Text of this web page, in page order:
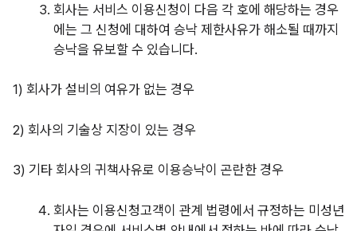
회사는 서비스 이용신청이 다음 각 호에 해당하는 경우
에는 그 신청에 대하여 승낙 제한사유가 해소될 때까지
승낙을 유보할 수 있습니다.
1) 회사가 설비의 여유가 없는 경우
2) 회사의 기술상 지장이 있는 경우
3) 기타 회사의 귀책사유로 이용승낙이 곤란한 경우
회사는 이용신청고객이 관계 법령에서 규정하는 미성년